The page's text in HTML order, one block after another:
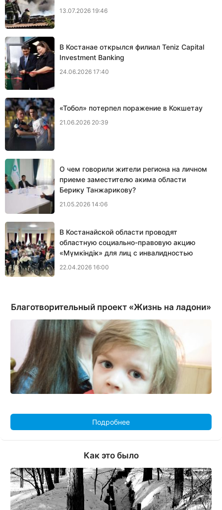
13.07.2026 19:46
В Костанае открылся филиал Teniz Capital
Investment Banking
24.06.2026 17:40
«Тобол» потерпел поражение в Кокшетау
21.06.2026 20:39
О чем говорили жители региона на личном
приеме заместителю акима области
Берику Танжарикову?
21.05.2026 14:06
В Костанайской области проводят
областную социально-правовую акцию
«Мүмкіндік» для лиц с инвалидностью
22.04.2026 16:00
Благотворительный проект «Жизнь на ладони»
Подробнее
Как это было